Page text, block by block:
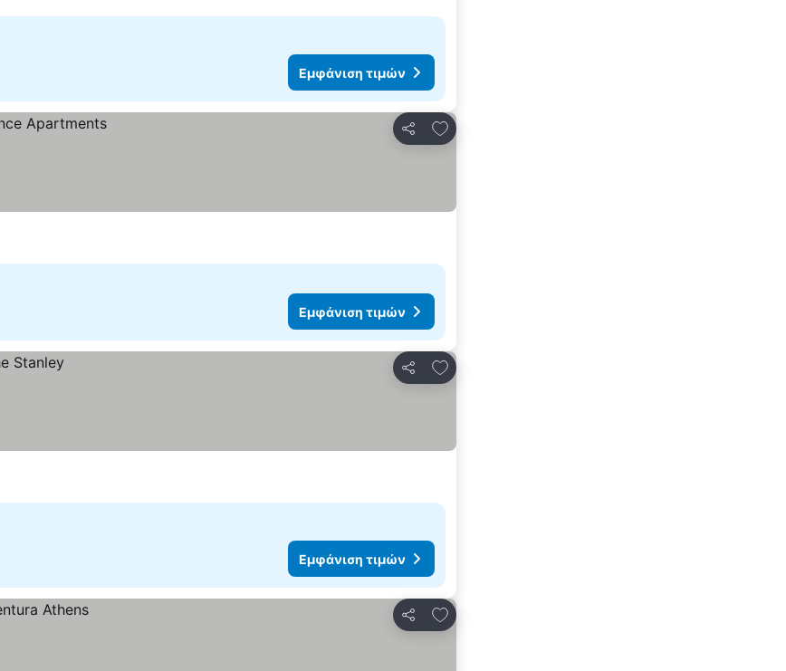
Εμφάνιση τιμών
Κοινοποίηση
Προσθήκη στα αγαπημένα
Εμφάνιση τιμών
Κοινοποίηση
Προσθήκη στα αγαπημένα
Εμφάνιση τιμών
Κοινοποίηση
Προσθήκη στα αγαπημένα